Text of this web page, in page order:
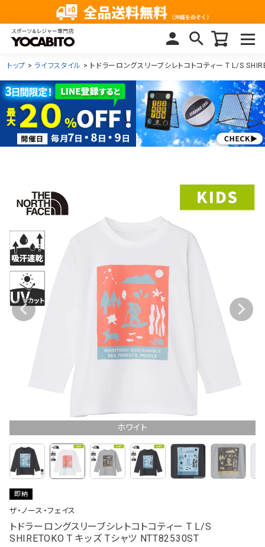
トップ ライフスタイル トドラーロングスリーブシレトコトコティー T L/S
ホワイト
即納
ザ・ノース・フェイス
トドラーロングスリーブシレトコトコティー T L/S
SHIRETOKO T キッズ Tシャツ NTT82530ST